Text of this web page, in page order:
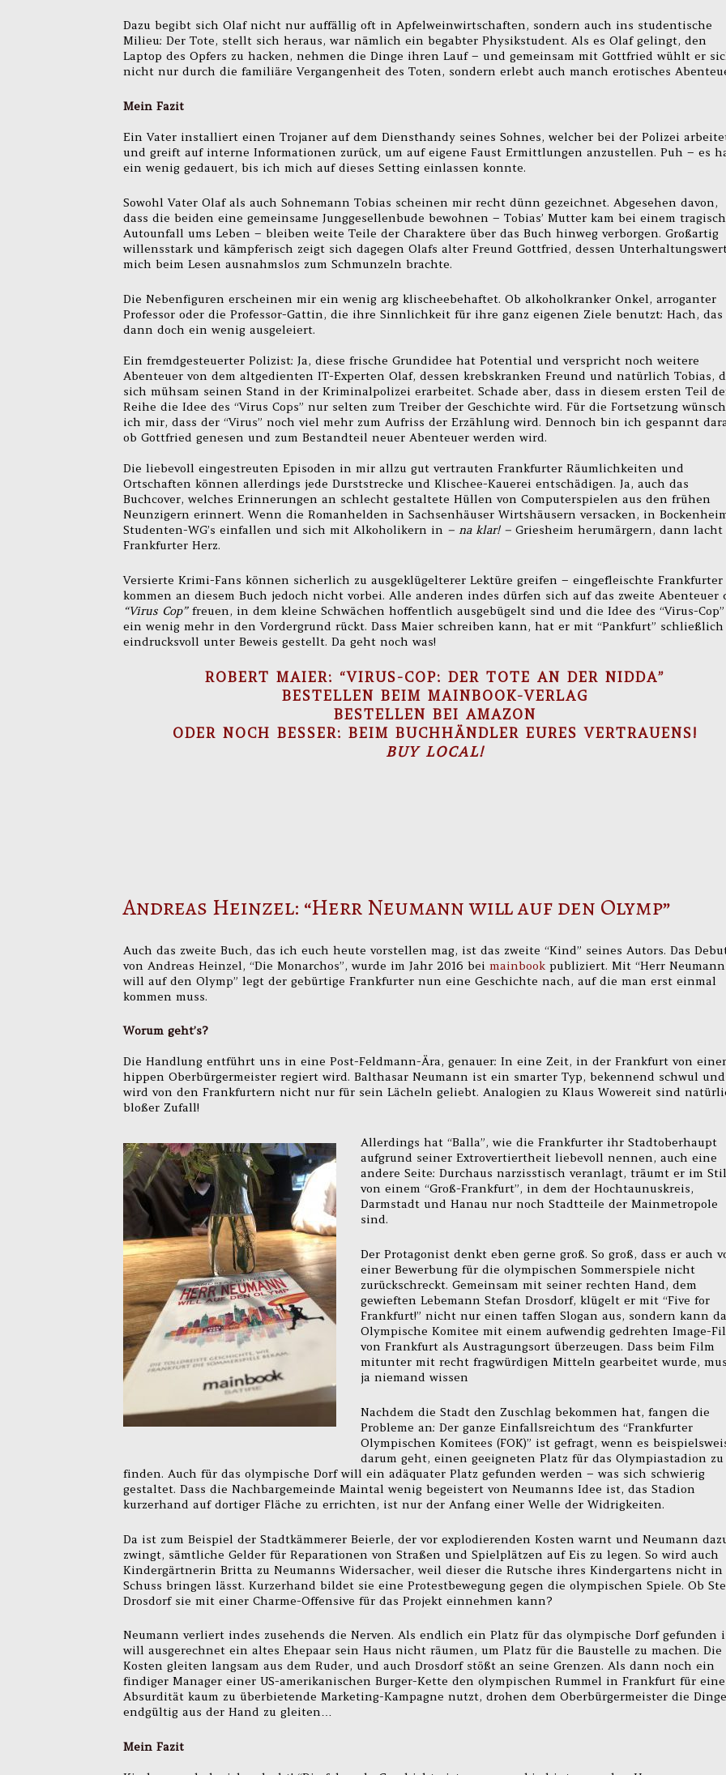
Dazu begibt sich Olaf nicht nur auffällig oft in Apfelweinwirtschaften, sondern auch ins studentische
Milieu: Der Tote, stellt sich heraus, war nämlich ein begabter Physikstudent. Als es Olaf gelingt, den
Laptop des Opfers zu hacken, nehmen die Dinge ihren Lauf – und gemeinsam mit Gottfried wühlt er
nicht nur durch die familiäre Vergangenheit des Toten, sondern erlebt auch manch erotisches
Mein Fazit
Ein Vater installiert einen Trojaner auf dem Diensthandy seines Sohnes, welcher bei der Polizei
und greift auf interne Informationen zurück, um auf eigene Faust Ermittlungen anzustellen. Puh – es
ein wenig gedauert, bis ich mich auf dieses Setting einlassen konnte.
Sowohl Vater Olaf als auch Sohnemann Tobias scheinen mir recht dünn gezeichnet. Abgesehen davon,
dass die beiden eine gemeinsame Junggesellenbude bewohnen – Tobias’ Mutter kam bei einem
Autounfall ums Leben – bleiben weite Teile der Charaktere über das Buch hinweg verborgen. Großartig
willensstark und kämpferisch zeigt sich dagegen Olafs alter Freund Gottfried, dessen
mich beim Lesen ausnahmslos zum Schmunzeln brachte.
Die Nebenfiguren erscheinen mir ein wenig arg klischeebehaftet. Ob alkoholkranker Onkel, arroganter
Professor oder die Professor-Gattin, die ihre Sinnlichkeit für ihre ganz eigenen Ziele benutzt: Hach,
dann doch ein wenig ausgeleiert.
Ein fremdgesteuerter Polizist: Ja, diese frische Grundidee hat Potential und verspricht noch weitere
Abenteuer von dem altgedienten IT-Experten Olaf, dessen krebskranken Freund und natürlich Tobias,
sich mühsam seinen Stand in der Kriminalpolizei erarbeitet. Schade aber, dass in diesem ersten Teil
Reihe die Idee des “Virus Cops” nur selten zum Treiber der Geschichte wird. Für die Fortsetzung
ich mir, dass der “Virus” noch viel mehr zum Aufriss der Erzählung wird. Dennoch bin ich gespannt
ob Gottfried genesen und zum Bestandteil neuer Abenteuer werden wird.
Die liebevoll eingestreuten Episoden in mir allzu gut vertrauten Frankfurter Räumlichkeiten und
Ortschaften können allerdings jede Durststrecke und Klischee-Kauerei entschädigen. Ja, auch das
Buchcover, welches Erinnerungen an schlecht gestaltete Hüllen von Computerspielen aus den frühen
Neunzigern erinnert. Wenn die Romanhelden in Sachsenhäuser Wirtshäusern versacken, in
Studenten-WG’s einfallen und sich mit Alkoholikern in – na klar! – Griesheim herumärgern, dann lacht
Frankfurter Herz.
Versierte Krimi-Fans können sicherlich zu ausgeklügelterer Lektüre greifen – eingefleischte Frankfurter
kommen an diesem Buch jedoch nicht vorbei. Alle anderen indes dürfen sich auf das zweite Abenteuer
“Virus Cop”freuen, in dem kleine Schwächen hoffentlich ausgebügelt sind und die Idee des “Virus-Cop”
ein wenig mehr in den Vordergrund rückt. Dass Maier schreiben kann, hat er mit “Pankfurt” schließlich
eindrucksvoll unter Beweis gestellt. Da geht noch was!
ROBERT MAIER: “VIRUS-COP: DER TOTE AN DER NIDDA”
BESTELLEN BEIM MAINBOOK-VERLAG
BESTELLEN BEI AMAZON
ODER NOCH BESSER: BEIM BUCHHÄNDLER EURES VERTRAUENS!
BUY LOCAL!
Andreas Heinzel: “Herr Neumann will auf den Olymp”
Auch das zweite Buch, das ich euch heute vorstellen mag, ist das zweite “Kind” seines Autors. Das
von Andreas Heinzel, “Die Monarchos”, wurde im Jahr 2016 bei mainbook publiziert. Mit “Herr Neumann
will auf den Olymp” legt der gebürtige Frankfurter nun eine Geschichte nach, auf die man erst einmal
kommen muss.
Worum geht’s?
Die Handlung entführt uns in eine Post-Feldmann-Ära, genauer: In eine Zeit, in der Frankfurt von
hippen Oberbürgermeister regiert wird. Balthasar Neumann ist ein smarter Typ, bekennend schwul und
wird von den Frankfurtern nicht nur für sein Lächeln geliebt. Analogien zu Klaus Wowereit sind
bloßer Zufall!
Allerdings hat “Balla”, wie die Frankfurter ihr Stadtoberhaupt
aufgrund seiner Extrovertiertheit liebevoll nennen, auch eine
andere Seite: Durchaus narzisstisch veranlagt, träumt er im
von einem “Groß-Frankfurt”, in dem der Hochtaunuskreis,
Darmstadt und Hanau nur noch Stadtteile der Mainmetropole
sind.
Der Protagonist denkt eben gerne groß. So groß, dass er auch
einer Bewerbung für die olympischen Sommerspiele nicht
zurückschreckt. Gemeinsam mit seiner rechten Hand, dem
gewieften Lebemann Stefan Drosdorf, klügelt er mit “Five for
Frankfurt!” nicht nur einen taffen Slogan aus, sondern kann
Olympische Komitee mit einem aufwendig gedrehten Image-
von Frankfurt als Austragungsort überzeugen. Dass beim Film
mitunter mit recht fragwürdigen Mitteln gearbeitet wurde,
ja niemand wissen
Nachdem die Stadt den Zuschlag bekommen hat, fangen die
Probleme an: Der ganze Einfallsreichtum des “Frankfurter
Olympischen Komitees (FOK)” ist gefragt, wenn es
darum geht, einen geeigneten Platz für das Olympiastadion zu
finden. Auch für das olympische Dorf will ein adäquater Platz gefunden werden – was sich schwierig
gestaltet. Dass die Nachbargemeinde Maintal wenig begeistert von Neumanns Idee ist, das Stadion
kurzerhand auf dortiger Fläche zu errichten, ist nur der Anfang einer Welle der Widrigkeiten.
Da ist zum Beispiel der Stadtkämmerer Beierle, der vor explodierenden Kosten warnt und Neumann
zwingt, sämtliche Gelder für Reparationen von Straßen und Spielplätzen auf Eis zu legen. So wird auch
Kindergärtnerin Britta zu Neumanns Widersacher, weil dieser die Rutsche ihres Kindergartens nicht in
Schuss bringen lässt. Kurzerhand bildet sie eine Protestbewegung gegen die olympischen Spiele. Ob
Drosdorf sie mit einer Charme-Offensive für das Projekt einnehmen kann?
Neumann verliert indes zusehends die Nerven. Als endlich ein Platz für das olympische Dorf gefunden
will ausgerechnet ein altes Ehepaar sein Haus nicht räumen, um Platz für die Baustelle zu machen. Die
Kosten gleiten langsam aus dem Ruder, und auch Drosdorf stößt an seine Grenzen. Als dann noch ein
findiger Manager einer US-amerikanischen Burger-Kette den olympischen Rummel in Frankfurt für
Absurdität kaum zu überbietende Marketing-Kampagne nutzt, drohen dem Oberbürgermeister die Dinge
endgültig aus der Hand zu gleiten…
Mein Fazit